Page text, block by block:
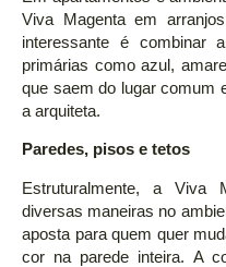
Viva Magenta em
interessante é combinar
primárias como azul,
que saem do lugar comum
a arquiteta.
Paredes, pisos e tetos
Estruturalmente, a Viva
diversas maneiras no
aposta para quem quer
cor na parede inteira. A